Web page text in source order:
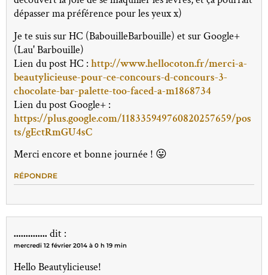
dépasser ma préférence pour les yeux x)
Je te suis sur HC (BabouilleBarbouille) et sur Google+
(Lau' Barbouille)
Lien du post HC : http://www.hellocoton.fr/merci-a-
beautylicieuse-pour-ce-concours-d-concours-3-
chocolate-bar-palette-too-faced-a-m1868734
Lien du post Google+ :
https://plus.google.com/118335949760820257659/pos
ts/gEctRmGU4sC
Merci encore et bonne journée ! 😛
RÉPONDRE
.............. dit :
mercredi 12 février 2014 à 0 h 19 min
Hello Beautylicieuse!